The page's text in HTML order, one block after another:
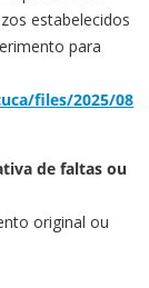
estabelecidos
para
files/2025/08
de faltas ou
original ou